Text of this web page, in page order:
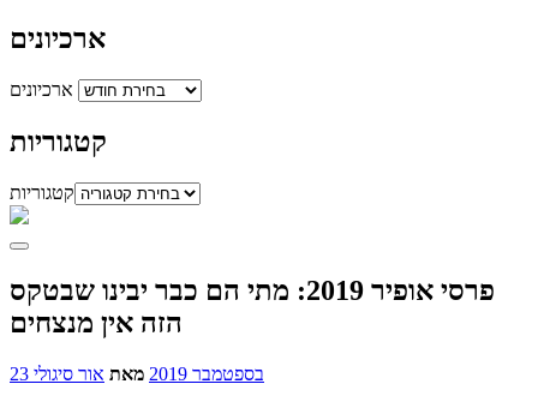
ארכיונים
ארכיונים
קטגוריות
קטגוריות
פרסי אופיר 2019: מתי הם כבר יבינו שבטקס
הזה אין מנצחים
23 בספטמבר 2019 מאת אור סיגולי